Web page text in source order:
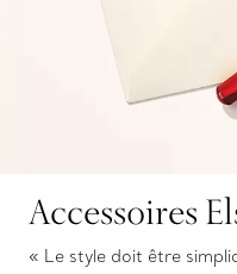
Accessoires
« Le style doit être